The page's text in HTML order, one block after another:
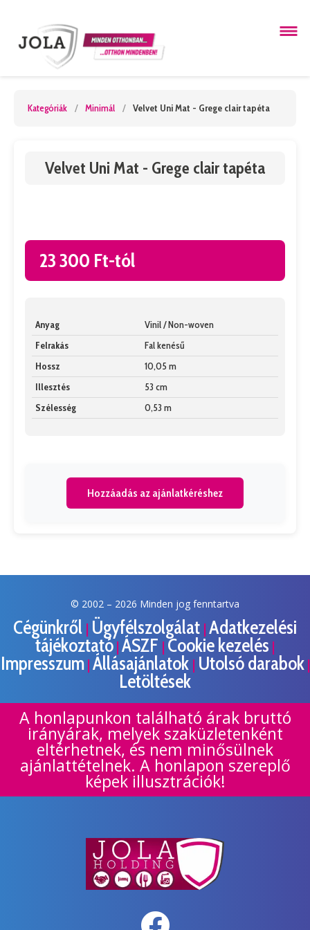
Kategóriák / Minimál / Velvet Uni Mat - Grege clair tapéta
Velvet Uni Mat - Grege clair tapéta
23 300 Ft-tól
Anyag
Vinil / Non-woven
Felrakás
Fal kenésű
Hossz
10,05 m
Illesztés
53 cm
Szélesség
0,53 m
Hozzáadás az ajánlatkéréshez
© 2002 – 2026 Minden jog fenntartva
Cégünkről | Ügyfélszolgálat | Adatkezelési
tájékoztató | ÁSZF | Cookie kezelés |
Impresszum| Állásajánlatok | Utolsó darabok|
Letöltések
A honlapunkon található árak bruttó
irányárak, melyek szaküzletenként
eltérhetnek, és nem minősülnek
ajánlattételnek. A honlapon szereplő
képek illusztrációk!